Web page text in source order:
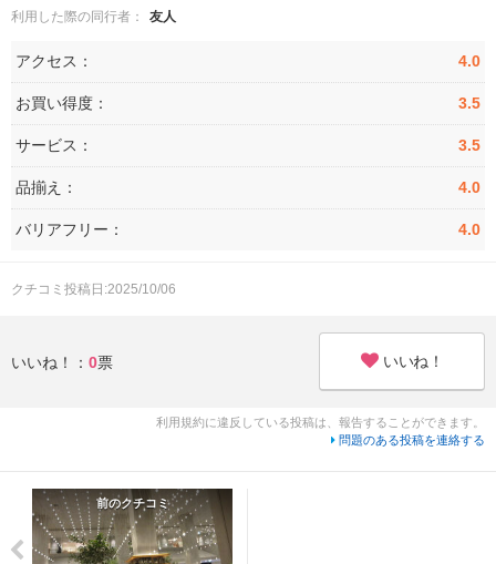
利用した際の同行者： 友人
アクセス： 4.0
お買い得度： 3.5
サービス： 3.5
品揃え： 4.0
バリアフリー： 4.0
クチコミ投稿日:2025/10/06
いいね！： 0票 いいね！
利用規約に違反している投稿は、報告することができます。
問題のある投稿を連絡する
前のクチコミ